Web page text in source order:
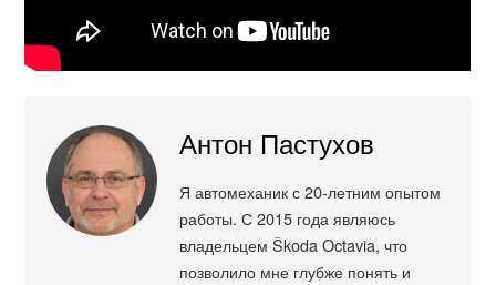
Антон Пастухов
Я автомеханик с 20-летним опытом
работы. С 2015 года являюсь
владельцем Škoda Octavia, что
позволило мне глубже понять и